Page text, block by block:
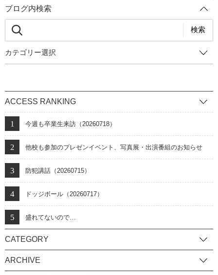
ブログ内検索
検索
カテゴリー選択
ACCESS RANKING
今週も卒業生来訪（20260718）
他校も参加のプレゼンイベント、写真展・出演番組のお知らせ
防犯講話（20260715）
ドッジボール（20260717）
盛れてないので…
CATEGORY
ARCHIVE